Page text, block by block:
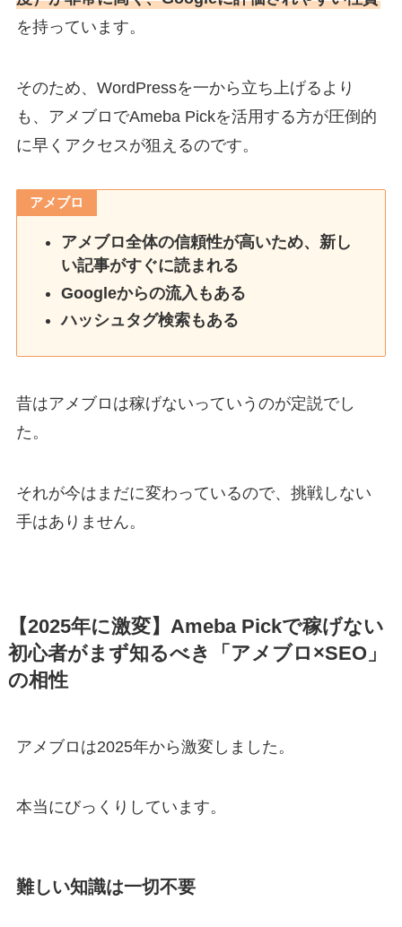
を持っています。
そのため、WordPressを一から立ち上げるより
も、アメブロでAmeba Pickを活用する方が圧倒的
に早くアクセスが狙えるのです。
アメブロ
アメブロ全体の信頼性が高いため、新し
い記事がすぐに読まれる
Googleからの流入もある
ハッシュタグ検索もある
昔はアメブロは稼げないっていうのが定説でし
た。
それが今はまだに変わっているので、挑戦しない
手はありません。
【2025年に激変】Ameba Pickで稼げない
初心者がまず知るべき「アメブロ×SEO」
の相性
アメブロは2025年から激変しました。
本当にびっくりしています。
難しい知識は一切不要